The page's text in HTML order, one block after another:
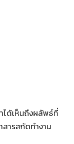
ได้เห็นถึงผลัพธ์ที่
ารสกัดทำงาน